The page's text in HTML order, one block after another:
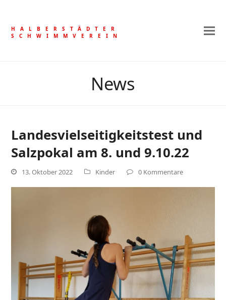
HALBERSTÄDTER
SCHWIMMVEREIN
News
Landesvielseitigkeitstest und
Salzpokal am 8. und 9.10.22
13. Oktober 2022 Kinder 0 Kommentare